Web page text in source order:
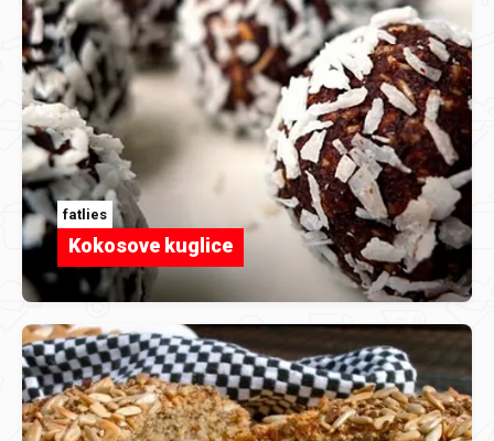
fatlies
Kokosove kuglice